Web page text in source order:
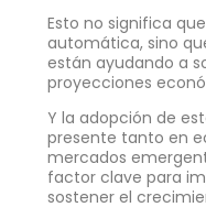
Esto no significa
automática, sino
están ayudando a
proyecciones
Y la adopción de
presente tanto en
mercados
factor clave para
sostener el